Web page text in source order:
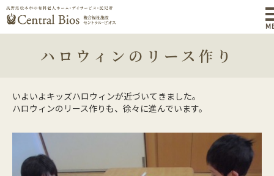
ハロウィンのリース作り
いよいよキッズハロウィンが近づいてきました。
ハロウィンのリース作りも、徐々に進んでいます。